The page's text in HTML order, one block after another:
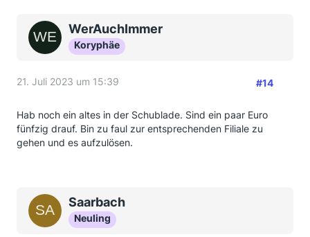
WerAuchImmer
Koryphäe
21. Juli 2023 um 15:39 #14
Hab noch ein altes in der Schublade. Sind ein paar Euro
fünfzig drauf. Bin zu faul zur entsprechenden Filiale zu
gehen und es aufzulösen.
Saarbach
Neuling